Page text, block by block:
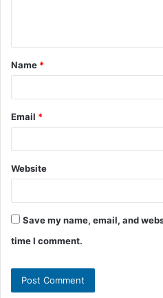
t
*
Name *
Email *
Website
Save my name, email, and
time I comment.